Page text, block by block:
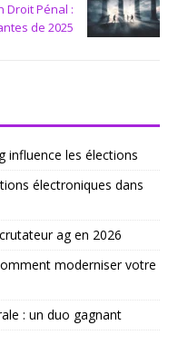
Droit Pénal :
de 2025
influence les élections
électroniques dans
ag en 2026
moderniser votre
: un duo gagnant